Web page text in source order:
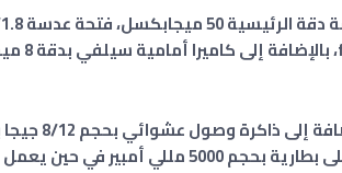
،
تخزين داخلية بحجم 256 غيغابايت. كما يحتوي على بطارية بحجم